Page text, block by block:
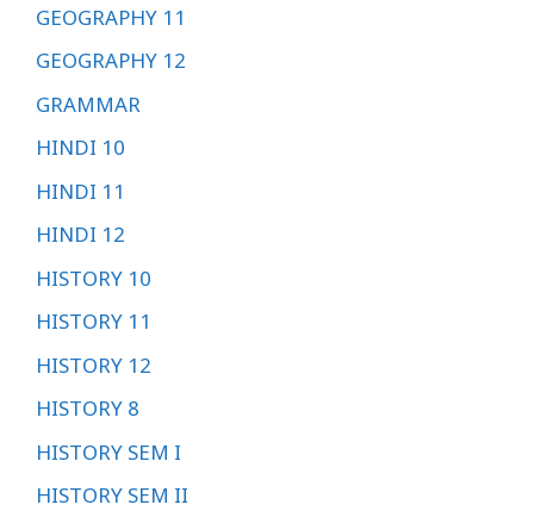
GEOGRAPHY 11
GEOGRAPHY 12
GRAMMAR
HINDI 10
HINDI 11
HINDI 12
HISTORY 10
HISTORY 11
HISTORY 12
HISTORY 8
HISTORY SEM I
HISTORY SEM II